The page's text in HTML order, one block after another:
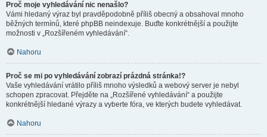
Proč moje vyhledávání nic nenašlo?
Vámi hledaný výraz byl pravděpodobně příliš obecný a obsahoval mnoho
běžných termínů, které phpBB neindexuje. Buďte konkrétnější a použijte
možnosti v „Rozšířeném vyhledávání“.
Nahoru
Proč se mi po vyhledávání zobrazí prázdná stránka!?
Vaše vyhledávání vrátilo příliš mnoho výsledků a webový server je nebyl
schopen zpracovat. Přejděte na „Rozšířené vyhledávání“ a použijte
konkrétnější hledané výrazy a vyberte fóra, ve kterých budete vyhledávat.
Nahoru